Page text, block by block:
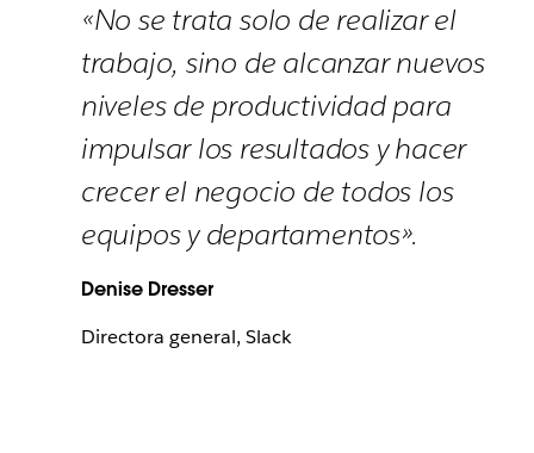
«No se trata solo de realizar el
trabajo, sino de alcanzar nuevos
niveles de productividad para
impulsar los resultados y hacer
crecer el negocio de todos los
equipos y departamentos».
Denise Dresser
Directora general, Slack